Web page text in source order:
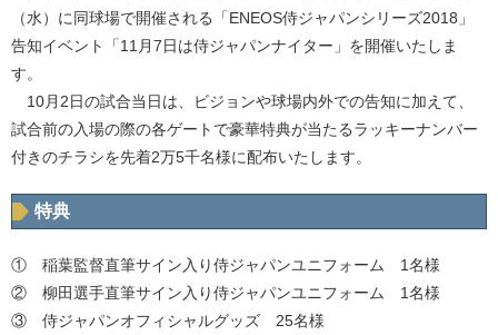
（水）に同球場で開催される「ENEOS侍ジャパンシリーズ2018」
告知イベント「11月7日は侍ジャパンナイター」を開催いたしま
す。
10月2日の試合当日は、ビジョンや球場内外での告知に加えて、
試合前の入場の際の各ゲートで豪華特典が当たるラッキーナンバー
付きのチラシを先着2万5千名様に配布いたします。
特典
① 稲葉監督直筆サイン入り侍ジャパンユニフォーム 1名様
② 柳田選手直筆サイン入り侍ジャパンユニフォーム 1名様
③ 侍ジャパンオフィシャルグッズ 25名様